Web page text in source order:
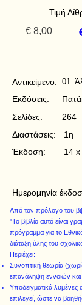
Τιμή
€ 8,00
Αντικείμενο:
Εκδόσεις:
Σελίδες:
01.
264
Διαστάσεις:
Έκδοση:
1η
14 x
Ημερομηνία
Από τον πρόλογο του
"Το βιβλίο αυτό είναι
πρόγραμμα για το
διάταξη ύλης του
Περιέχει:
Συνοπτική θεωρία
επανάληψη εννοιών
Υποδειγματικά λυμένες
επιλεγεί, ώστε να